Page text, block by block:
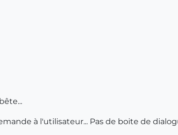
à l'utilisateur... Pas de boite de